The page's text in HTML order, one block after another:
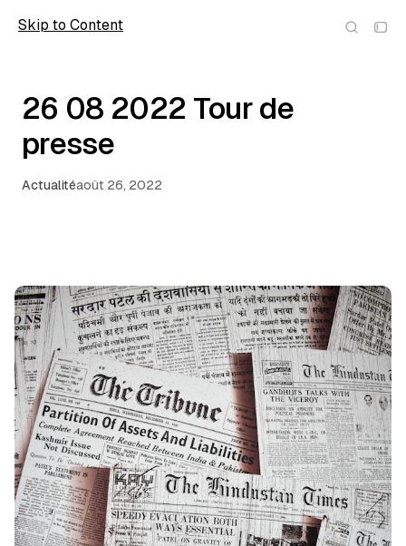
Skip to Content
wolfmic
26 08 2022 Tour de
presse
Actualitéaoût 26, 2022